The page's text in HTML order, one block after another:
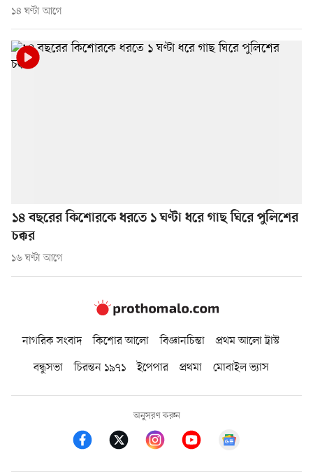
১৪ ঘণ্টা আগে
১৪ বছরের কিশোরকে ধরতে ১ ঘণ্টা ধরে গাছ ঘিরে পুলিশের
চক্কর
১৬ ঘণ্টা আগে
নাগরিক সংবাদ কিশোর আলো বিজ্ঞানচিন্তা
প্রথম আলো ট্রাস্ট
বন্ধুসভা
চিরন্তন ১৯৭১ ইপেপার প্রথমা মোবাইল ভ্যাস
অনুসরণ করুন